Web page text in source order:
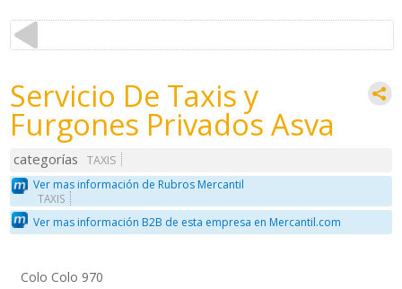
Servicio De Taxis y
Furgones Privados Asva
categorías
TAXIS
Ver mas información de Rubros Mercantil
TAXIS
Ver mas información B2B de esta empresa en Mercantil.com
Colo Colo 970